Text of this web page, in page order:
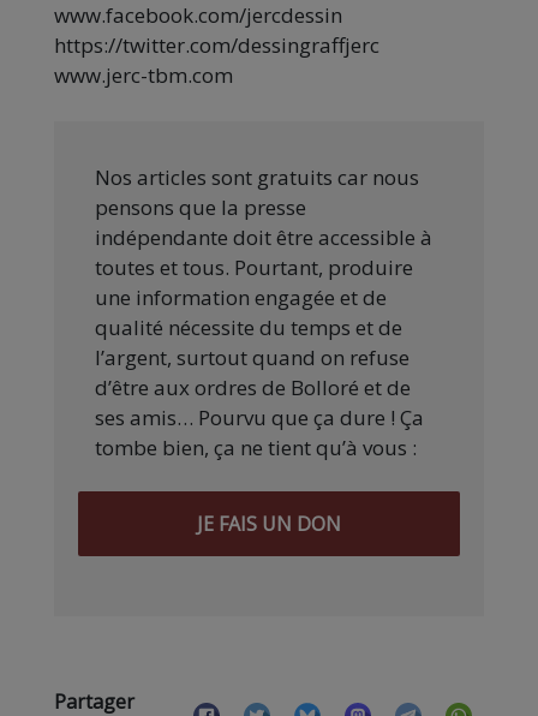
www.facebook.com/jercdessin
https://twitter.com/dessingraffjerc
www.jerc-tbm.com
Nos articles sont gratuits car nous
pensons que la presse
indépendante doit être accessible à
toutes et tous. Pourtant, produire
une information engagée et de
qualité nécessite du temps et de
l’argent, surtout quand on refuse
d’être aux ordres de Bolloré et de
ses amis… Pourvu que ça dure ! Ça
tombe bien, ça ne tient qu’à vous :
JE FAIS UN DON
Partager